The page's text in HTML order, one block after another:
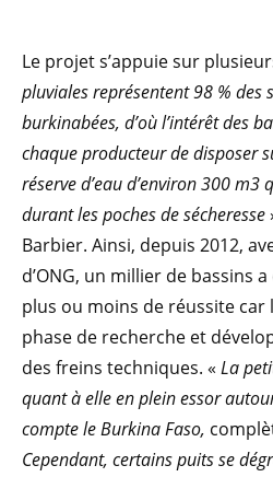
Le projet s’appuie sur
pluviales représentent 98 % des
burkinabées, d’où l’intérêt des
chaque producteur de disposer
réserve d’eau d’environ 300
durant les poches de sécheresse
Barbier. Ainsi, depuis 2012,
d’ONG, un millier de bassins
plus ou moins de réussite
phase de recherche et
des freins techniques. « La
quant à elle en plein essor
compte le Burkina Faso,
Cependant, certains puits se